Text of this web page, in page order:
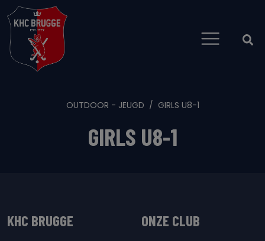
OUTDOOR - JEUGD GIRLS U8-1
GIRLS U8-1
KHC BRUGGE ONZE CLUB